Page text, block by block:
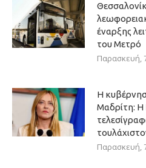
έναρξης
του Μετρό
Παρασκευή,
Η
Μαδρίτη: Η
Παρασκευή,